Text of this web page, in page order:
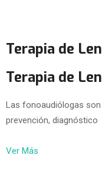
Terapia de
Terapia de
Las fonoaudiólogas
prevención, diagnóstico
Ver Más